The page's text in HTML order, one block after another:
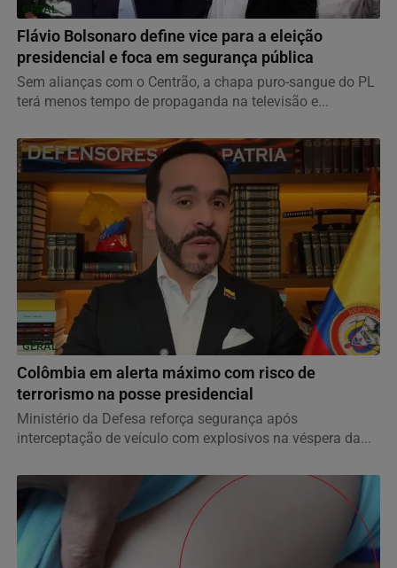
GERAL
Flávio Bolsonaro define vice para a eleição
presidencial e foca em segurança pública
Sem alianças com o Centrão, a chapa puro-sangue do PL
terá menos tempo de propaganda na televisão e...
GERAL
Colômbia em alerta máximo com risco de
terrorismo na posse presidencial
Ministério da Defesa reforça segurança após
interceptação de veículo com explosivos na véspera da...